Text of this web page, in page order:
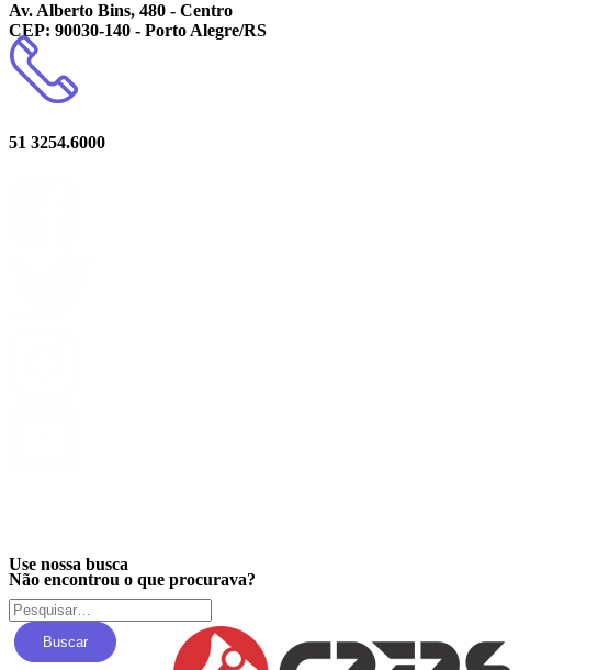
Av. Alberto Bins, 480 - Centro
CEP: 90030-140 - Porto Alegre/RS
51 3254.6000
Não encontrou o que procurava?
Use nossa busca
Buscar